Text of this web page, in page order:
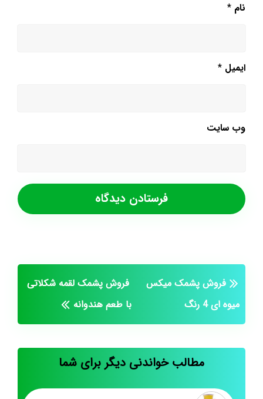
نام *
ایمیل *
وب‌ سایت
فروش پشمک میکس
میوه ای 4 رنگ
فروش پشمک لقمه شکلاتی
با طعم هندوانه
مطالب خواندنی دیگر برای شما